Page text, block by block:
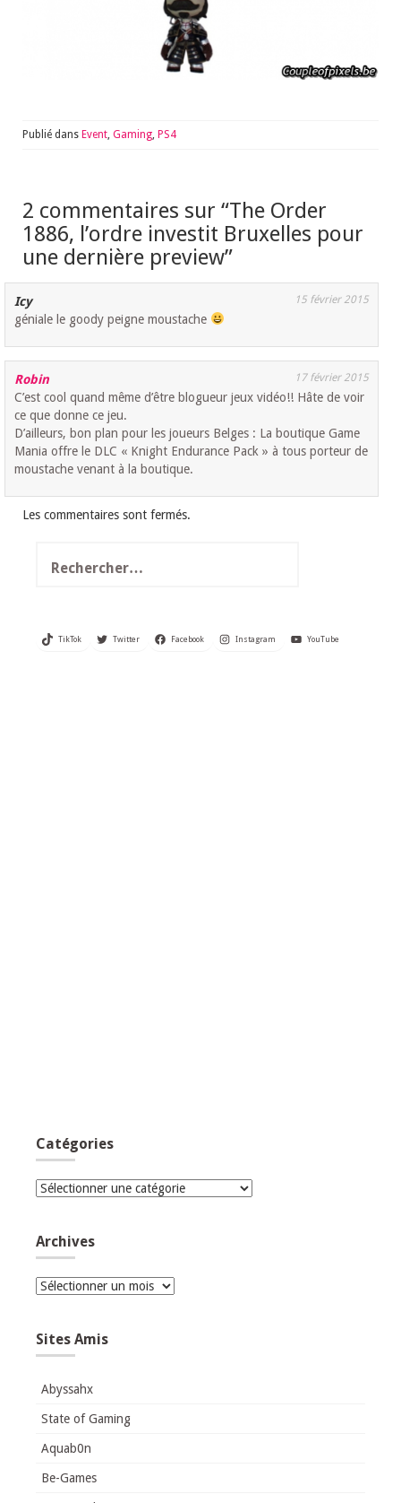
Publié dans Event Gaming PS4
2 commentaires sur “The Order
1886, l’ordre investit Bruxelles pour
une dernière preview”
Icy 15 février 2015
géniale le goody peigne moustache
Robin 17 février 2015
C’est cool quand même d’être blogueur jeux vidéo!! Hâte de voir
ce que donne ce jeu.
D’ailleurs, bon plan pour les joueurs Belges : La boutique Game
Mania offre le DLC « Knight Endurance Pack » à tous porteur de
moustache venant à la boutique.
Les commentaires sont fermés.
TikTok Twitter Facebook Instagram YouTube
Catégories
Catégories
Archives
Archives
Sites Amis
Abyssahx
State of Gaming
Aquab0n
Be-Games